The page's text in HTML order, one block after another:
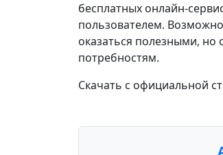
бесплатных онлайн-
пользователем.
оказаться полезными, но
потребностям.
Скачать с официальной